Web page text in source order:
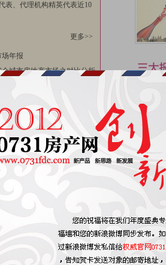
表、代理机构精英代表近10
更多>>
年报
城市房地产市场之对比分析
平稳、健康发展
发 谨慎放量
市 抢抓刚需
锯 寻求平衡
“名人，名盘，名企”排行榜